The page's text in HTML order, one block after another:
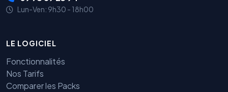
Lun-Ven: 9h30 - 18h00
LE LOGICIEL
Fonctionnalités
Nos Tarifs
Comparer les Packs